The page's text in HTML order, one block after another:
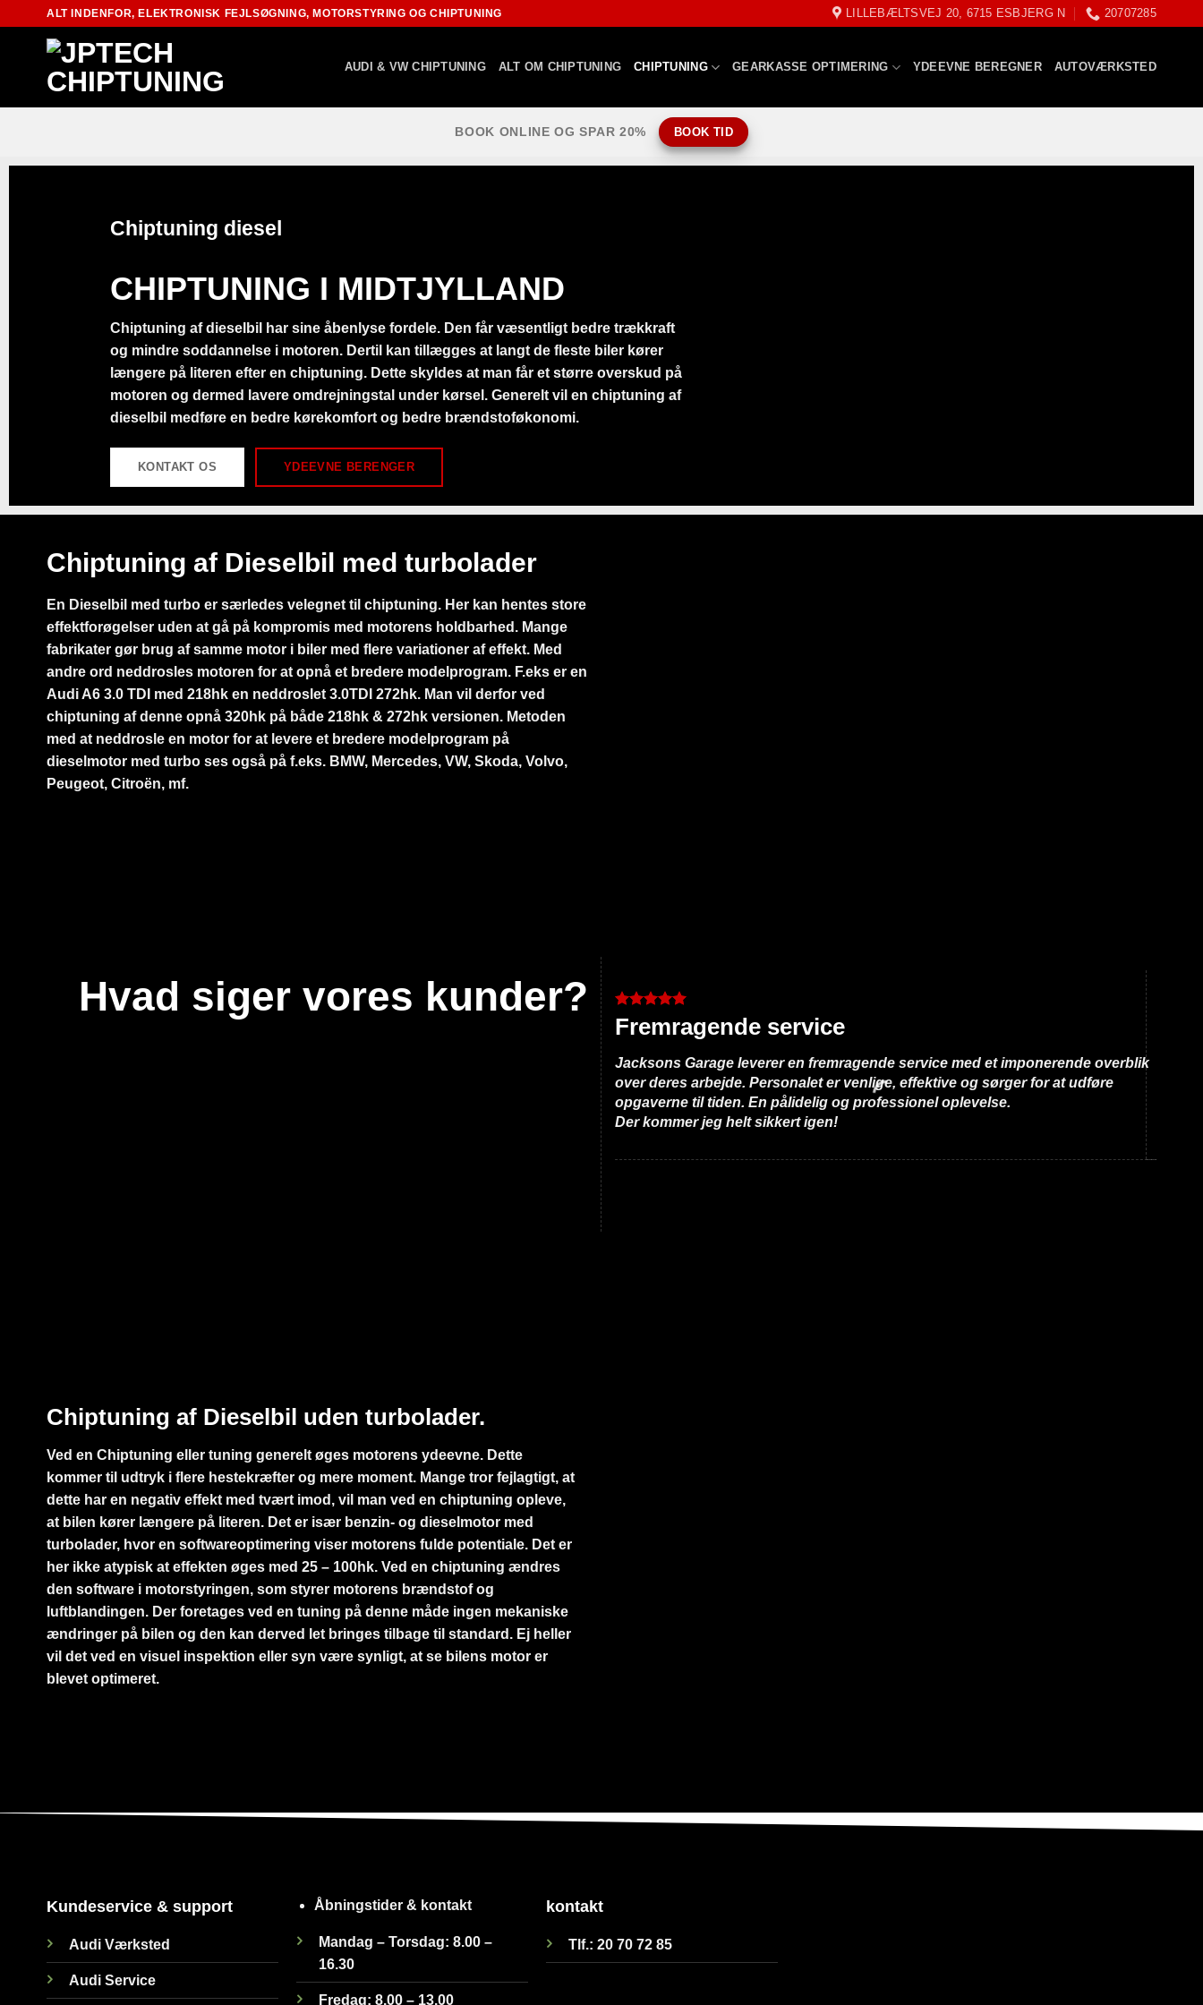
Fortsæt
indhold
ALT INDENFOR, ELEKTRONISK FEJLSØGNING, MOTORSTYRING OG CHIPTUNING LILLEBÆLTSVEJ 20, 6715 ESBJERG N 20707285
AUDI & VW CHIPTUNING ALT OM CHIPTUNING CHIPTUNING GEARKASSE OPTIMERING YDEEVNE BEREGNER AUTOVÆRKSTED
BOOK ONLINE OG SPAR 20% BOOK TID
Chiptuning diesel
CHIPTUNING I MIDTJYLLAND
Chiptuning af dieselbil har sine åbenlyse fordele. Den får væsentligt bedre trækkraft
og mindre soddannelse i motoren. Dertil kan tillægges at langt de fleste biler kører
længere på literen efter en chiptuning. Dette skyldes at man får et større overskud på
motoren og dermed lavere omdrejningstal under kørsel. Generelt vil en chiptuning af
dieselbil medføre en bedre kørekomfort og bedre brændstoføkonomi.
KONTAKT OS YDEEVNE BERENGER
Chiptuning af Dieselbil med turbolader
En Dieselbil med turbo er særledes velegnet til chiptuning. Her kan hentes store
effektforøgelser uden at gå på kompromis med motorens holdbarhed. Mange
fabrikater gør brug af samme motor i biler med flere variationer af effekt. Med
andre ord neddrosles motoren for at opnå et bredere modelprogram. F.eks er en
Audi A6 3.0 TDI med 218hk en neddroslet 3.0TDI 272hk. Man vil derfor ved
chiptuning af denne opnå 320hk på både 218hk & 272hk versionen. Metoden
med at neddrosle en motor for at levere et bredere modelprogram på
dieselmotor med turbo ses også på f.eks. BMW, Mercedes, VW, Skoda, Volvo,
Peugeot, Citroën, mf.
Hvad siger vores kunder?
Fremragende service
Jacksons Garage leverer en fremragende service med et imponerende overblik
over deres arbejde. Personalet er venlige, effektive og sørger for at udføre
opgaverne til tiden. En pålidelig og professionel oplevelse.
Der kommer jeg helt sikkert igen!
Chiptuning af Dieselbil uden turbolader.
Ved en Chiptuning eller tuning generelt øges motorens ydeevne. Dette
kommer til udtryk i flere hestekræfter og mere moment. Mange tror fejlagtigt, at
dette har en negativ effekt med tvært imod, vil man ved en chiptuning opleve,
at bilen kører længere på literen. Det er især benzin- og dieselmotor med
turbolader, hvor en softwareoptimering viser motorens fulde potentiale. Det er
her ikke atypisk at effekten øges med 25 – 100hk. Ved en chiptuning ændres
den software i motorstyringen, som styrer motorens brændstof og
luftblandingen. Der foretages ved en tuning på denne måde ingen mekaniske
ændringer på bilen og den kan derved let bringes tilbage til standard. Ej heller
vil det ved en visuel inspektion eller syn være synligt, at se bilens motor er
blevet optimeret.
Kundeservice & support
Audi Værksted
Audi Service
Åbningstider & kontakt
Mandag – Torsdag: 8.00 –
16.30
Fredag: 8.00 – 13.00
kontakt
Tlf.: 20 70 72 85